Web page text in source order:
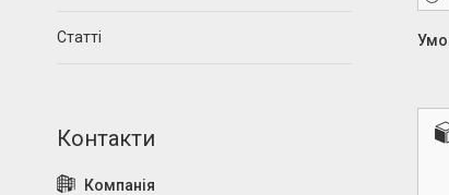
Статті